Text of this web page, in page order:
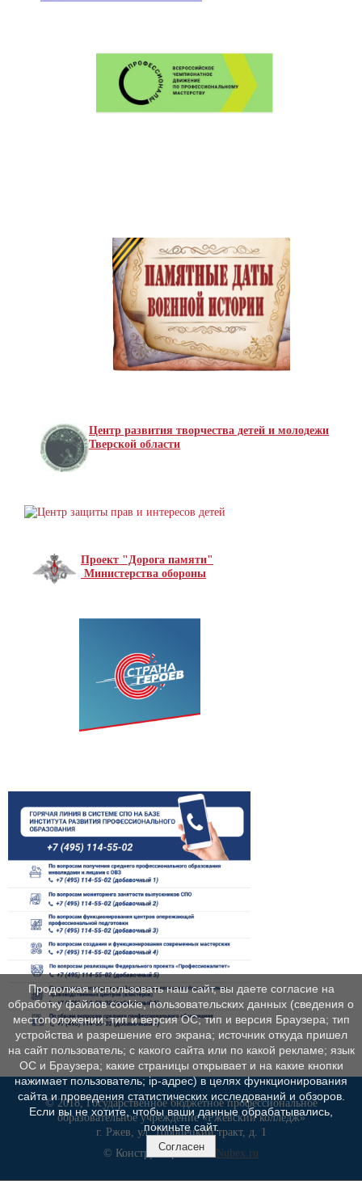
Центр развития творчества детей и молодежи
Тверской области
Проект "Дорога памяти"
Министерства обороны
© 2018, Государственное бюджетное профессиональное
образовательное учреждение «Ржевский колледж»
г. Ржев, ул. Торопецкий тракт, д. 1
© Конструктор сайтов
Nubex.ru
Продолжая использовать наш сайт, вы даете согласие на
обработку файлов cookie, пользовательских данных (сведения о
местоположении; тип и версия ОС; тип и версия Браузера; тип
устройства и разрешение его экрана; источник откуда пришел
на сайт пользователь; с какого сайта или по какой рекламе; язык
ОС и Браузера; какие страницы открывает и на какие кнопки
нажимает пользователь; ip-адрес) в целях функционирования
сайта и проведения статистических исследований и обзоров.
Если вы не хотите, чтобы ваши данные обрабатывались,
покиньте сайт.
Согласен